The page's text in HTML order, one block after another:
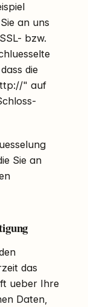
an uns
bzw.
die
" auf
Sie an
das
ueber Ihre
Daten,